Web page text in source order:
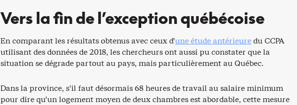
Vers la fin de l’exception québécoise
En comparant les résultats obtenus avec ceux d’une étude antérieuredu CCPA
utilisant des données de 2018, les chercheurs ont aussi pu constater que la
situation se dégrade partout au pays, mais particulièrement au Québec.
Dans la province, s’il faut désormais 68 heures de travail au salaire minimum
pour dire qu’un logement moyen de deux chambres est abordable, cette mesure